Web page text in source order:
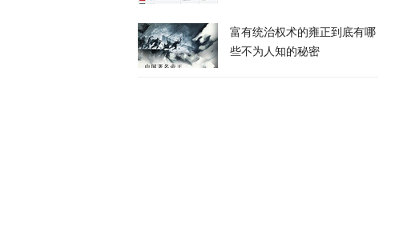
天下事
富有统治权术的雍正到底有哪
些不为人知的秘密